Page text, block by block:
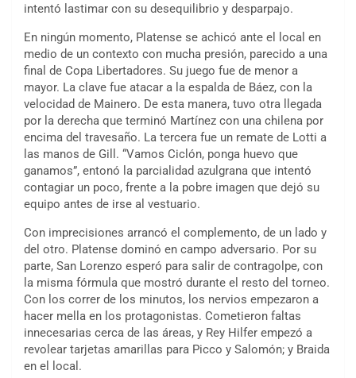
intentó lastimar con su desequilibrio y desparpajo.
En ningún momento, Platense se achicó ante el local en
medio de un contexto con mucha presión, parecido a una
final de Copa Libertadores. Su juego fue de menor a
mayor. La clave fue atacar a la espalda de Báez, con la
velocidad de Mainero. De esta manera, tuvo otra llegada
por la derecha que terminó Martínez con una chilena por
encima del travesaño. La tercera fue un remate de Lotti a
las manos de Gill. “Vamos Ciclón, ponga huevo que
ganamos”, entonó la parcialidad azulgrana que intentó
contagiar un poco, frente a la pobre imagen que dejó su
equipo antes de irse al vestuario.
Con imprecisiones arrancó el complemento, de un lado y
del otro. Platense dominó en campo adversario. Por su
parte, San Lorenzo esperó para salir de contragolpe, con
la misma fórmula que mostró durante el resto del torneo.
Con los correr de los minutos, los nervios empezaron a
hacer mella en los protagonistas. Cometieron faltas
innecesarias cerca de las áreas, y Rey Hilfer empezó a
revolear tarjetas amarillas para Picco y Salomón; y Braida
en el local.